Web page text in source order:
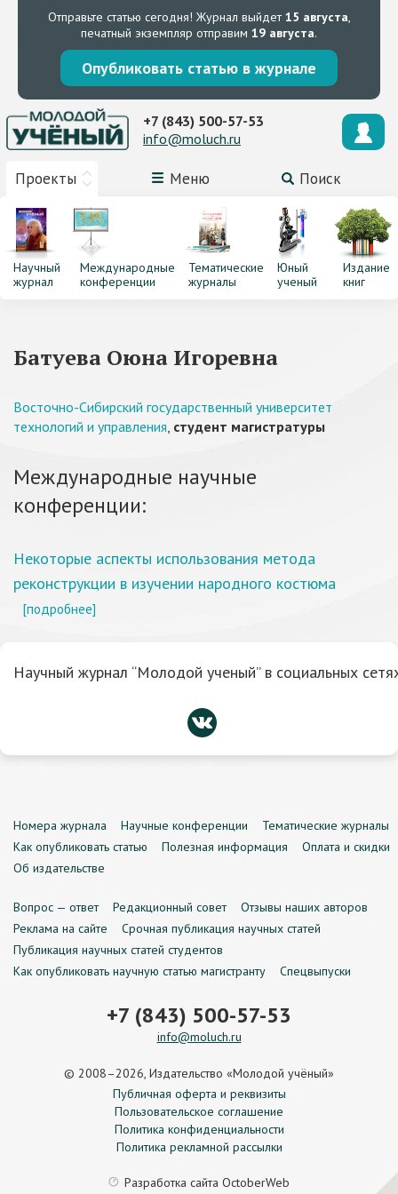
Отправьте статью сегодня! Журнал выйдет15 августа,
печатный экземпляр отправим 19 августа.
Опубликовать статью в журнале
Проекты Меню Поиск
+7 (843) 500-57-53
info@moluch.ru
Научный
журнал
Международные
конференции
Тематические
журналы
Юный
ученый
Издание
книг
Батуева Оюна Игоревна
Восточно-Сибирский государственный университет
технологий и управления, студент магистратуры
Международные научные
конференции:
Некоторые аспекты использования метода
реконструкции в изучении народного костюма
[подробнее]
Научный журнал “Молодой ученый” в социальных
Номера журнала Научные конференции
Тематические журналы
Как опубликовать статью
Полезная информация
Оплата и скидки
Об издательстве
Вопрос — ответ Редакционный совет
Отзывы наших авторов
Реклама на сайте
Срочная публикация научных статей
Публикация научных статей студентов
Как опубликовать научную статью магистранту
Спецвыпуски
+7 (843) 500-57-53
info@moluch.ru
© 2008–2026, Издательство «Молодой учёный»
Публичная оферта и реквизиты
Пользовательское соглашение
Политика конфиденциальности
Политика рекламной рассылки
Разработка сайта OctoberWeb